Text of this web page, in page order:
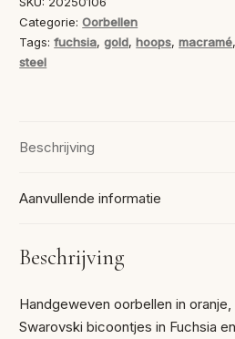
Categorie:Oorbellen
Tags:fuchsia,gold,hoops,macramé
steel
Beschrijving
Aanvullende informatie
Beschrijving
Handgeweven oorbellen in
Swarovski bicoontjes in Fuchsia